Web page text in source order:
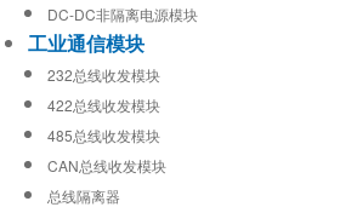
DC-DC非隔离电源模块
工业通信模块
232总线收发模块
422总线收发模块
485总线收发模块
CAN总线收发模块
总线隔离器